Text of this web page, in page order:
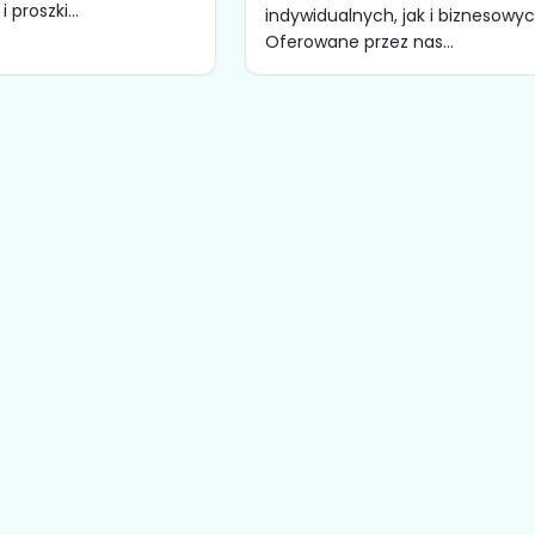
proszki...
indywidualnych, jak i
Oferowane przez nas...